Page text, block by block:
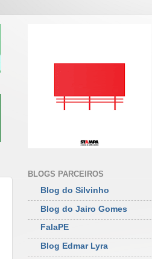
BLOGS PARCEIROS
Blog do Silvinho
Blog do Jairo Gomes
FalaPE
Blog Edmar Lyra